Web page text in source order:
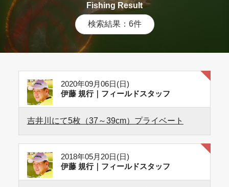
Fishing Result
検索結果：6件
2020年09月06日(日)
伊藤 規行｜フィールドスタッフ
吉井川にて5枚（37～39cm）プライベート
2018年05月20日(日)
伊藤 規行｜フィールドスタッフ